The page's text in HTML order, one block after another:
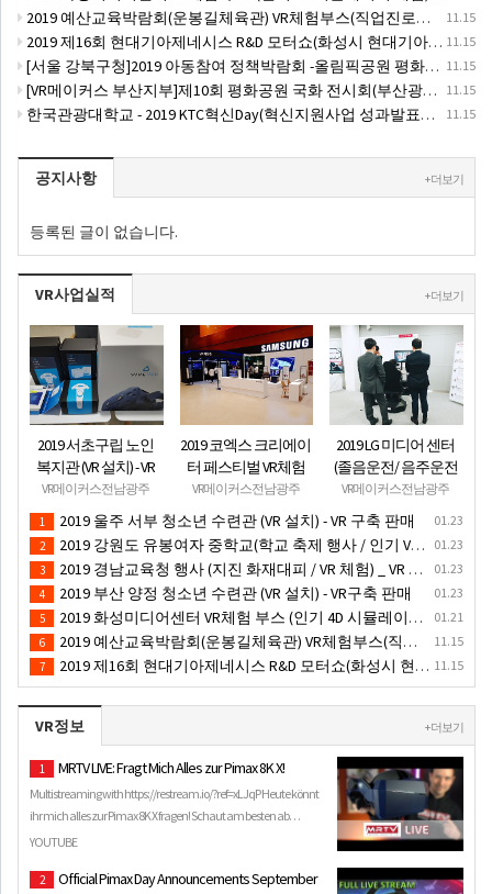
11.15
2019 예산교육박람회(운봉길체육관) VR체험부스(직업진로체험 / 인기VR체험)-VR렌탈대여행사
11.15
2019 제16회 현대기아제네시스 R&D 모터쇼(화성시 현대기아자동차 기술연구소(현대기아차 VR레이싱 시뮬레이터 행사렌탈체험부스)
11.15
[서울 강북구청]2019 아동참여 정책박람회 -올림픽공원 평화의광장(VR레이싱시뮬레이터-VR지진대피,VR수화기안전체험,VR인기컨텐츠)VR렌탈대여체험부스
11.15
[VR메이커스 부산지부]제10회 평화공원 국화 전시회(부산광역시 남구) VR체험존운영(VR렌탈대여행사체험부스)
11.15
한국관광대학교 - 2019 KTC혁신Day(혁신지원사업 성과발표회) 관광경영과(워킹시뮬레이터-릴렉스워킹 여행지&관광지 및 인기컨텐츠 VR체험부스)
공지사항 + 더보기
등록된 글이 없습니다.
VR사업실적 + 더보기
2019 서초구립 노인
복지관 (VR 설치) - VR
구축 판매
VR메이커스전남광주
2019 코엑스 크리에이
터 페스티벌 VR체험
부스 (인기 VR 체험) -
VR렌탈대여 행사
VR메이커스전남광주
2019 LG 미디어 센터
(졸음운전/ 음주운전
체험 행사) VR 체험 - VR
렌탈대여 행사
VR메이커스전남광주
01.23
1 2019 울주 서부 청소년 수련관 (VR 설치) - VR 구축 판매
01.23
2 2019 강원도 유봉여자 중학교(학교 축제 행사 / 인기 VR 컨텐츠 ) - VR렌탈대여 행사
01.23
3 2019 경남교육청 행사 (지진 화재대피 / VR 체험) _ VR 렌탈대여행사
01.23
4 2019 부산 양정 청소년 수련관 (VR 설치) - VR구축 판매
01.21
5 2019 화성미디어센터 VR체험 부스 (인기 4D 시뮬레이터 체험)- VR렌탈
11.15
6 2019 예산교육박람회(운봉길체육관) VR체험부스(직업진로체험 / 인기VR체험)-VR렌탈대여행사
11.15
7 2019 제16회 현대기아제네시스 R&D 모터쇼(화성시 현대기아자동차 기술연구소(현대기아차 VR레이싱 시뮬레이터 행사렌탈체험부스)
VR정보 + 더보기
1 MRTV LIVE: Fragt Mich Alles zur Pimax 8K X!
Multistreaming with https://restream.io/?ref=xLJqP Heute könnt
ihr mich alles zur Pimax 8K X fragen! Schaut am besten ab…
YOUTUBE
2
Official Pimax Day Announcements September